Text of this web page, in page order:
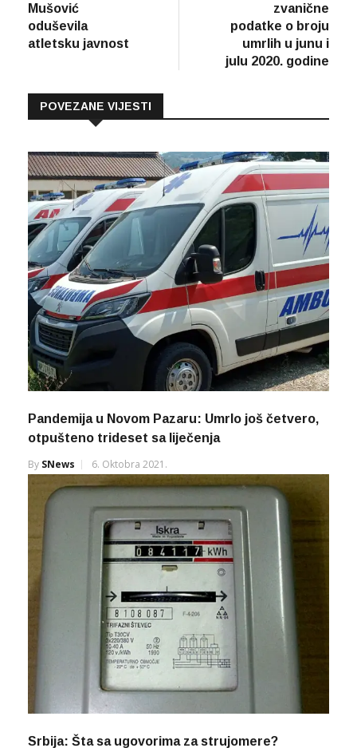
Mušović
oduševila
atletsku javnost
zvanične
podatke o broju
umrlih u junu i
julu 2020. godine
POVEZANE VIJESTI
Pandemija u Novom Pazaru: Umrlo još četvero,
otpušteno trideset sa liječenja
By SNews 6. Oktobra 2021.
Srbija: Šta sa ugovorima za strujomere?